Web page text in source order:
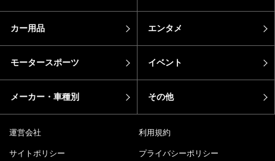
カー用品 エンタメ
モータースポーツ イベント
メーカー・車種別 その他
運営会社 利用規約
サイトポリシー プライバシーポリシー